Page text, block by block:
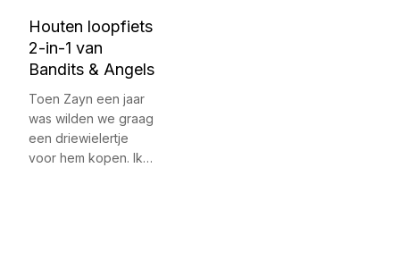
Houten loopfiets
2-in-1 van
Bandits & Angels
Toen Zayn een jaar
was wilden we graag
een driewielertje
voor hem kopen. Ik…